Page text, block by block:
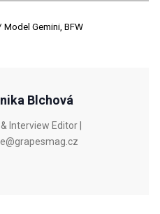
Gemini, BFW
Blchová
Interview Editor |